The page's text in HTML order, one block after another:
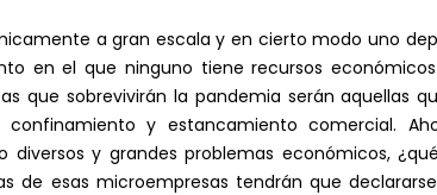
a gran escala y en cierto modo uno
en el que ninguno tiene recursos
que sobrevivirán la pandemia serán aquellas
y estancamiento comercial.
y grandes problemas económicos,
de esas microempresas tendrán que